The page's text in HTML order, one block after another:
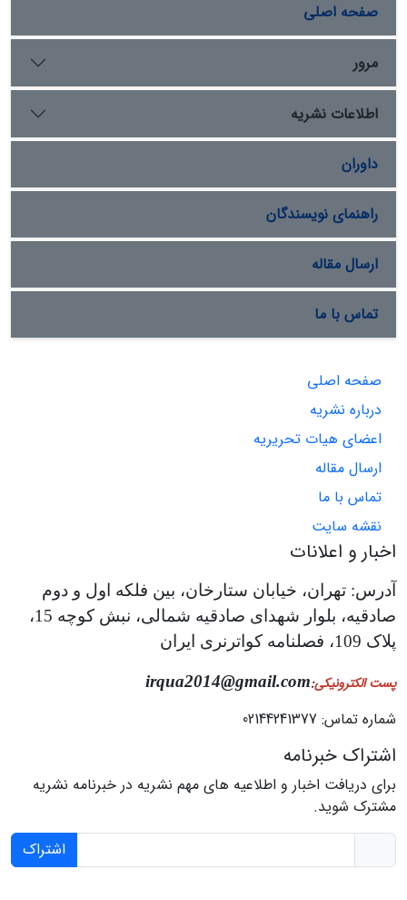
صفحه اصلی
مرور
اطلاعات نشریه
داوران
راهنمای نویسندگان
ارسال مقاله
تماس با ما
صفحه اصلی
درباره نشریه
اعضای هیات تحریریه
ارسال مقاله
تماس با ما
نقشه سایت
اخبار و اعلانات
آدرس: تهران، خیابان ستارخان، بین فلکه اول و دوم
صادقیه، بلوار شهدای صادقیه شمالی، نبش کوچه 15،
پلاک 109، فصلنامه کواترنری ایران
پست الکترونیکی:
irqua2014@gmail.com
شماره تماس: 02144241377
اشتراک خبرنامه
برای دریافت اخبار و اطلاعیه های مهم نشریه در خبرنامه نشریه
مشترک شوید.
اشتراک